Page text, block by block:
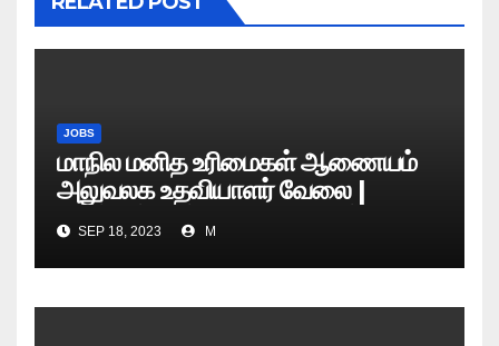
JOBS
மாநில மனித உரிமைகள் ஆணையம்
அலுவலக உதவியாளர் வேலை |
எழுத்துத் தேர்வு தேதி அறிவிப்பு..?
SEP 18, 2023 M